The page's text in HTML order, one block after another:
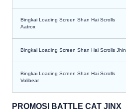
Bingkai Loading Screen Shan Hai Scrolls
Aatrox
Bingkai Loading Screen Shan Hai Scrolls Jhin
Bingkai Loading Screen Shan Hai Scrolls
Volibear
PROMOSI BATTLE CAT JINX